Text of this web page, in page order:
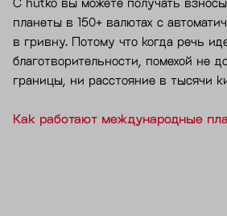
С hutko вы можете получать
планеты в 150+ валютах с
в гривну. Потому что когда речь
благотворительности, помехой не
границы, ни расстояние в тысячи
Как работают международные